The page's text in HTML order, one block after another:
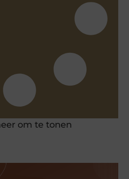
om te tonen